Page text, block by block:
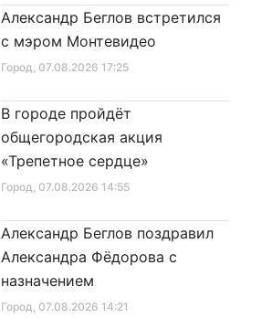
Город, 07.08.2026 17:25
Александр Беглов встретился
с мэром Монтевидео
Город, 07.08.2026 14:55
В городе пройдёт
общегородская акция
«Трепетное сердце»
Город, 07.08.2026 14:21
Александр Беглов поздравил
Александра Фёдорова с
назначением